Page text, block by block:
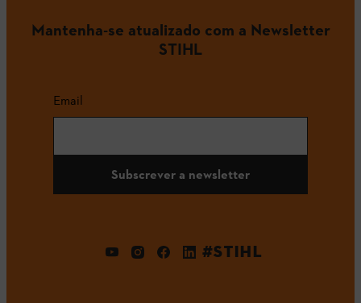
Mantenha-se atualizado com a Newsletter
STIHL
Email
Subscrever a newsletter
#STIHL